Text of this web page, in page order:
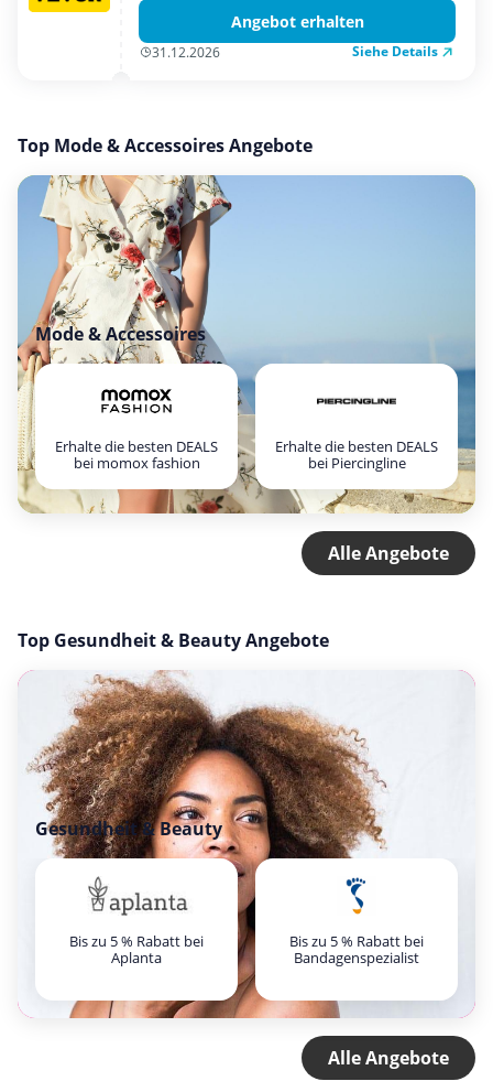
Angebot erhalten
31.12.2026 Siehe Details
Top Mode & Accessoires Angebote
Mode & Accessoires
Erhalte die besten DEALS
bei momox fashion
Erhalte die besten DEALS
bei Piercingline
Alle Angebote
Top Gesundheit & Beauty Angebote
Gesundheit & Beauty
Bis zu 5 % Rabatt bei
Aplanta
Bis zu 5 % Rabatt bei
Bandagenspezialist
Alle Angebote